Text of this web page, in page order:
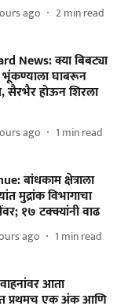
ago 2min read
News: क्या बिबट्या
भूंकण्याला घाबरून
सैरभैर होऊन शिरला
ago 1 min read
बांधकाम क्षेत्राला
मुद्रांक विभागाचा
१७ टक्क्यांनी वाढ
ago 1 min read
आता
प्रथमच एक अंक आणि